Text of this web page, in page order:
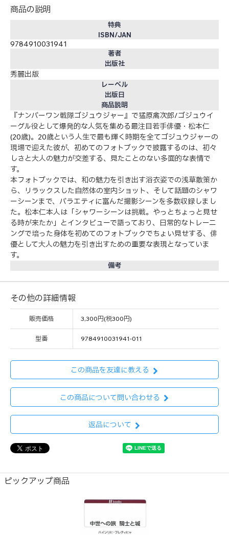
商品の説明
特典
ISBN/JAN
9784910031941
著者
出版社
秀麗出版
レーベル
出版日
商品説明
『ナンバーワン戦隊ゴジュウジャー』で猛原禽次郎/ゴジュウイ
ーグル役として爆発的な人気を集める最注目若手俳優・松本仁
(20歳)。20歳という人生で最も輝く時期を全てゴジュウジャーの
現場で迎えた彼が、初めてのフォトブックで披露するのは、初々
しさと大人の魅力が交差する、見たことのない多面的な表情で
す。
本フォトブックでは、和の魅力を引き出す浴衣姿での浅草散策か
ら、リラックスした自然体の室内ショット、そして話題のシャワ
ーシーンまで、バラエティに富んだ撮影シーンを多数収録しまし
た。松本仁本人は「シャワーシーンは挑戦。やっとちょっと見せ
る時が来たか」とインタビューで語っており、日常的なトレーニ
ングで培った身体を初めてのフォトブックでちょい見せする、俳
優として大人の魅力を引き出すための重要な表現となっていま
す。
備考
その他の詳細情報
販売価格 3,300円(税300円)
型番 9784910031941-011
この商品を友達に教える
この商品について問い合わせる
返品について
ピックアップ商品